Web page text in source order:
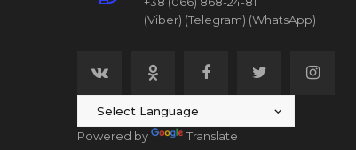
(Viber) (Telegram) (WhatsApp)
Powered by Translate